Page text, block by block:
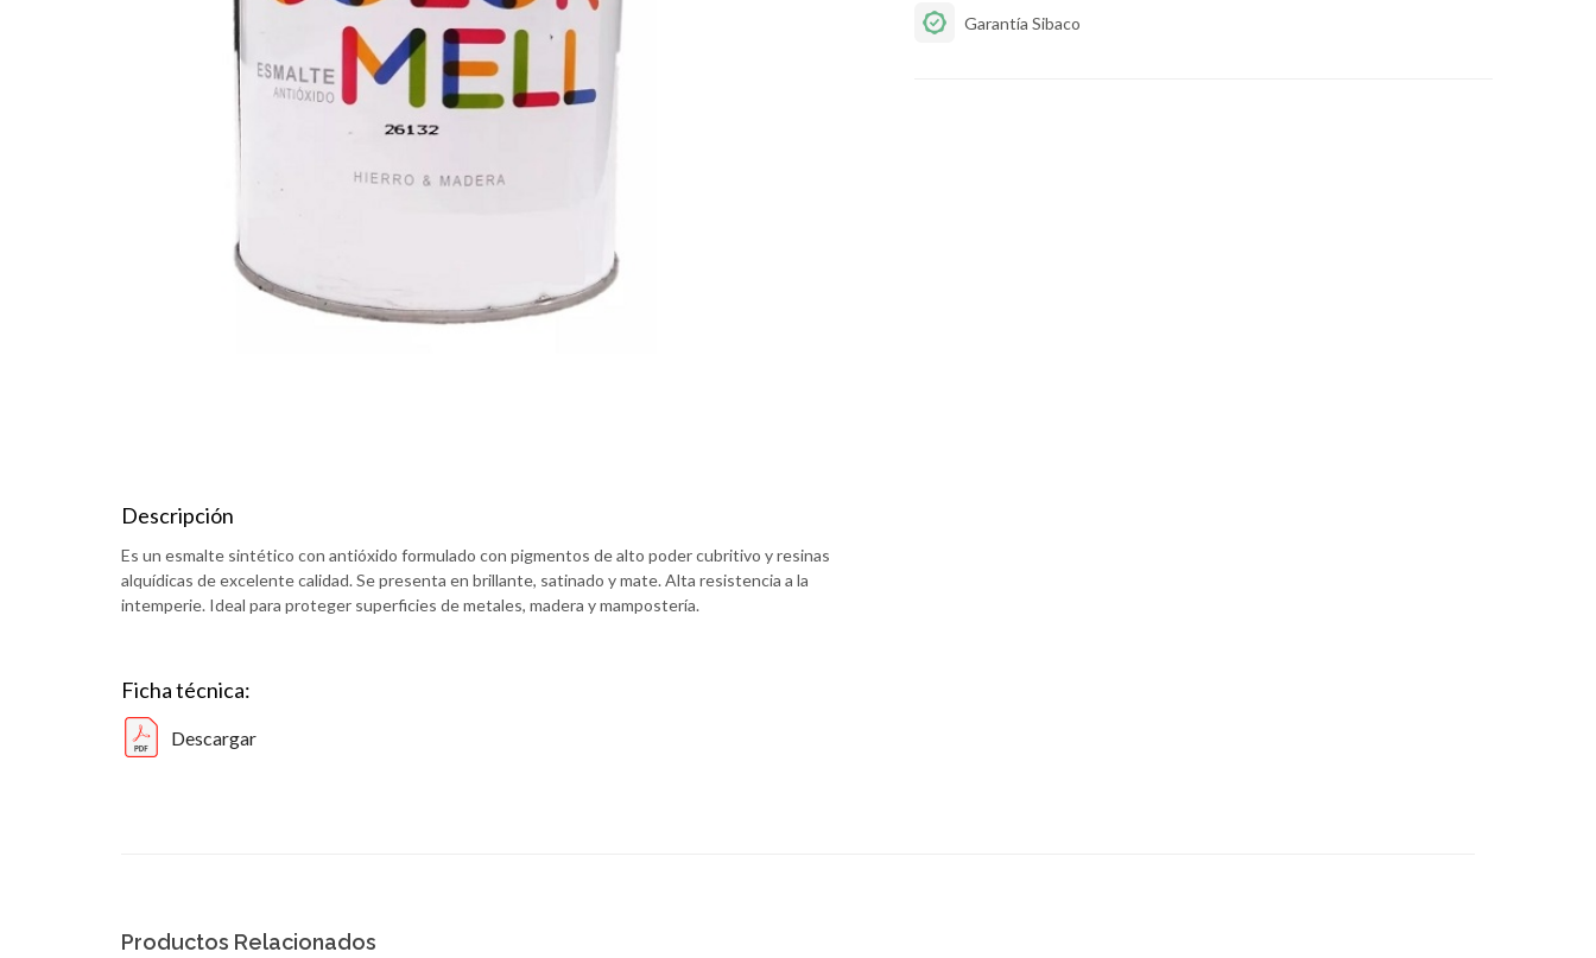
Descripción
Es un esmalte sintético con antióxido formulado con pigmentos de alto poder cubritivo y resinas
alquídicas de excelente calidad. Se presenta en brillante, satinado y mate. Alta resistencia a la
intemperie. Ideal para proteger superficies de metales, madera y mampostería.
Ficha técnica:
Descargar
Garantía Sibaco
Productos Relacionados